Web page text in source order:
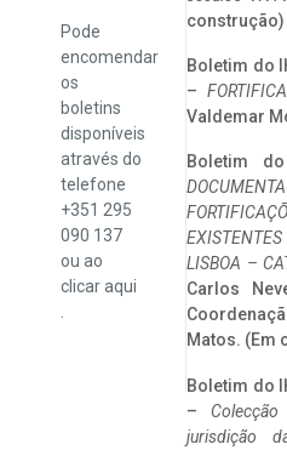
Pode
encomendar
os
boletins
disponíveis
através do
telefone
+351 295
090 137
ou ao
clicaraqui
construção)
Boletim do
–
Valdemar
Boletim
LISBOA –
Carlos
Matos. (Em
Boletim do
–
jurisdição